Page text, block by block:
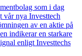
som i dag
vår nya Investtech
av en aktie på
indikerar en starkare
enligt Investtechs